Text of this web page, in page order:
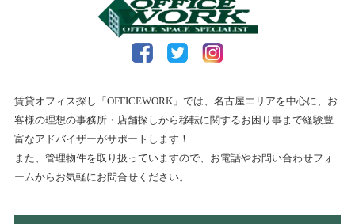
賃貸オフィス探し「OFFICEWORK」では、名古屋エリアを中心に、お
客様の理想の事務所・店舗探しから移転に関するお困り事まで経験豊
富なアドバイザーがサポートします！
また、管理物件を取り扱っていますので、お電話やお問い合わせフォ
ームからお気軽にお問合せください。